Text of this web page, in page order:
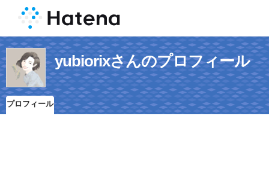
yubiorixさんのプロフィール
プロフィール